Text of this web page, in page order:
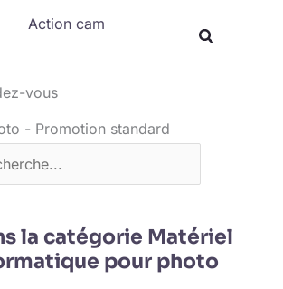
Action cam
vous
la catégorie Matériel
pour photo